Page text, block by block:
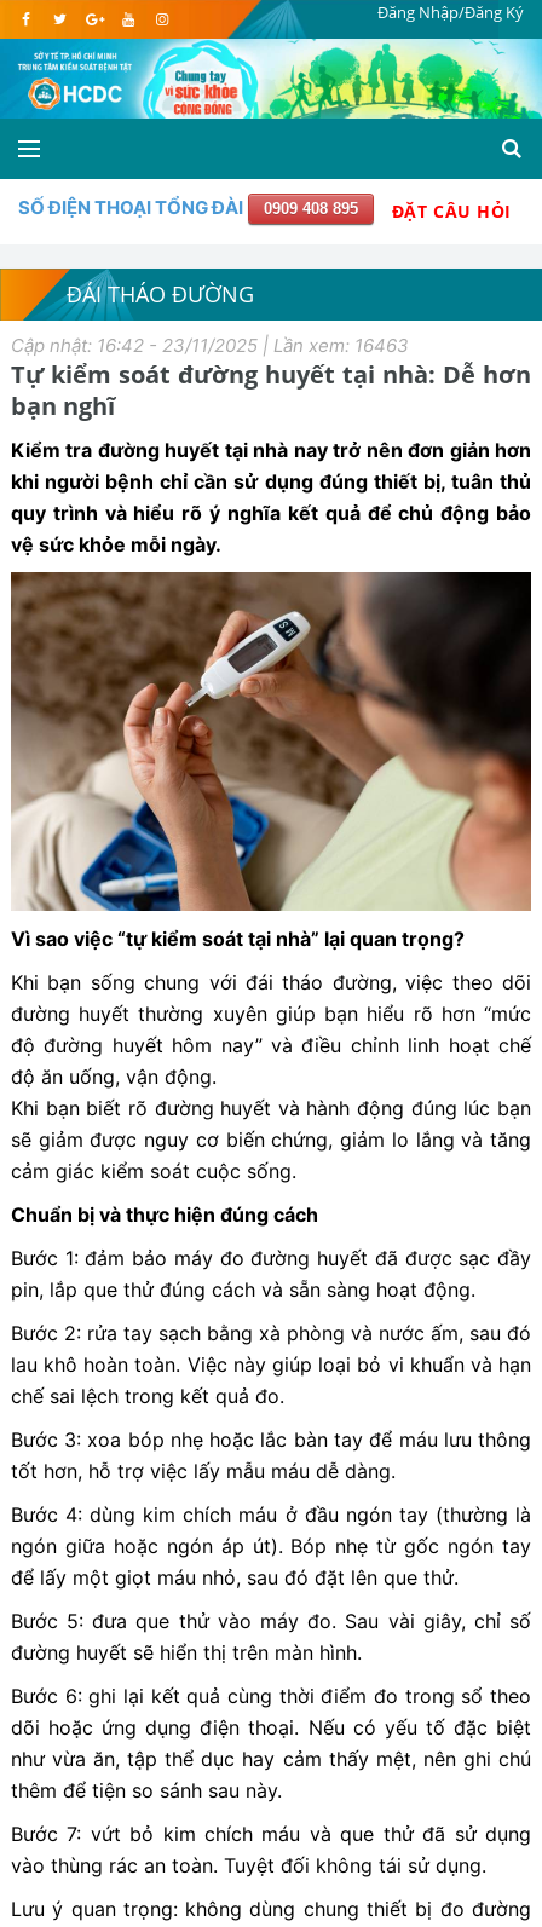
Đăng Nhập/Đăng Ký
SỐ ĐIỆN THOẠI TỔNG ĐÀI 0909 408 895 ĐẶT CÂU HỎI
ĐÁI THÁO ĐƯỜNG
Cập nhật: 16:42 - 23/11/2025 | Lần xem: 16463
Tự kiểm soát đường huyết tại nhà: Dễ hơn
bạn nghĩ
Kiểm tra đường huyết tại nhà nay trở nên đơn giản hơn
khi người bệnh chỉ cần sử dụng đúng thiết bị, tuân thủ
quy trình và hiểu rõ ý nghĩa kết quả để chủ động bảo
vệ sức khỏe mỗi ngày.
Vì sao việc “tự kiểm soát tại nhà” lại quan trọng?
Khi bạn sống chung với đái tháo đường, việc theo dõi
đường huyết thường xuyên giúp bạn hiểu rõ hơn “mức
độ đường huyết hôm nay” và điều chỉnh linh hoạt chế
độ ăn uống, vận động.
Khi bạn biết rõ đường huyết và hành động đúng lúc bạn
sẽ giảm được nguy cơ biến chứng, giảm lo lắng và tăng
cảm giác kiểm soát cuộc sống.
Chuẩn bị và thực hiện đúng cách
Bước 1: đảm bảo máy đo đường huyết đã được sạc đầy
pin, lắp que thử đúng cách và sẵn sàng hoạt động.
Bước 2: rửa tay sạch bằng xà phòng và nước ấm, sau đó
lau khô hoàn toàn. Việc này giúp loại bỏ vi khuẩn và hạn
chế sai lệch trong kết quả đo.
Bước 3: xoa bóp nhẹ hoặc lắc bàn tay để máu lưu thông
tốt hơn, hỗ trợ việc lấy mẫu máu dễ dàng.
Bước 4: dùng kim chích máu ở đầu ngón tay (thường là
ngón giữa hoặc ngón áp út). Bóp nhẹ từ gốc ngón tay
để lấy một giọt máu nhỏ, sau đó đặt lên que thử.
Bước 5: đưa que thử vào máy đo. Sau vài giây, chỉ số
đường huyết sẽ hiển thị trên màn hình.
Bước 6: ghi lại kết quả cùng thời điểm đo trong sổ theo
dõi hoặc ứng dụng điện thoại. Nếu có yếu tố đặc biệt
như vừa ăn, tập thể dục hay cảm thấy mệt, nên ghi chú
thêm để tiện so sánh sau này.
Bước 7: vứt bỏ kim chích máu và que thử đã sử dụng
vào thùng rác an toàn. Tuyệt đối không tái sử dụng.
Lưu ý quan trọng: không dùng chung thiết bị đo đường